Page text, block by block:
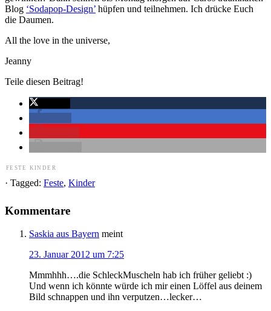
Blog ‘Sodapop-Design’ hüpfen und teilnehmen. Ich drücke Euch
die Daumen.
All the love in the universe,
Jeanny
Teile diesen Beitrag!
FESTE KINDER
· Tagged: Feste, Kinder
Kommentare
Saskia aus Bayern meint
23. Januar 2012 um 7:25
Mmmhhh….die SchleckMuscheln hab ich früher geliebt :)
Und wenn ich könnte würde ich mir einen Löffel aus deinem
Bild schnappen und ihn verputzen…lecker…